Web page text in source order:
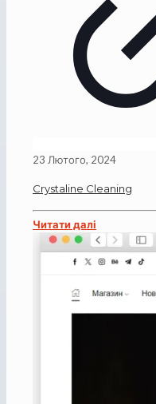
23 Лютого, 2024
Crystaline Cleaning
Читати далі